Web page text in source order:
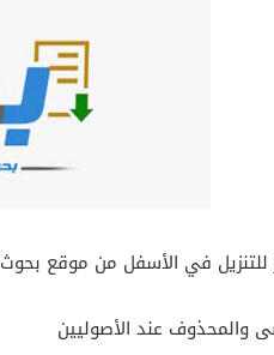
في الأسفل من موقع بحوث
والمحذوف عند الأصوليين